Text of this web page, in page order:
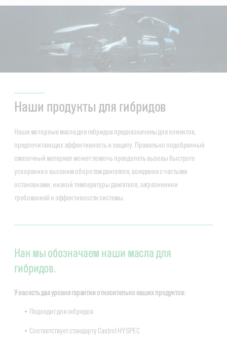
Наши продукты для гибридов
Наши моторные масла для гибридов предназначены для клиентов,
предпочитающих эффективность и защиту. Правильно подобранный
смазочный материал может помочь преодолеть вызовы быстрого
ускорения к высоким оборотам двигателя, вождения с частыми
остановками, низкой температуры двигателя, загрязнения и
требованияй к эффективности системы.
Как мы обозначаем наши масла для
гибридов.
У нас есть два уровня гарантии относительно наших продуктов:
Подходит для гибридов
Соответствует стандарту Castrol HYSPEC